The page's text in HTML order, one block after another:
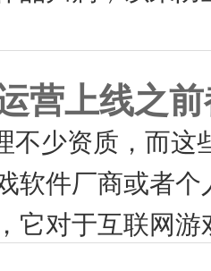
营上线之
不少资质，而
软件厂商或者
它对于互联网